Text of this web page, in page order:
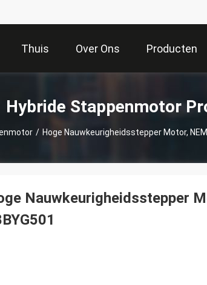
Thuis Over Ons Producten
Hybride Stappenmotor
/ Hoge Nauwkeurigheidsstepper Motor,
Nauwkeurigheidsstepper